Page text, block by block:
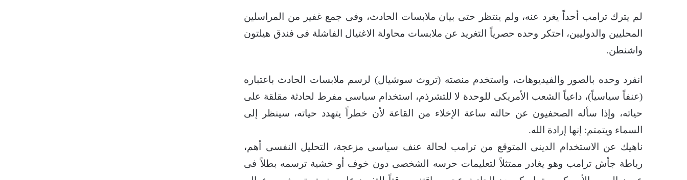
لم يترك ترامب أحداً يغرد عنه، ولم ينتظر حتى بيان ملابسات الحادث، وفى جمع غفير من المراسلين
المحليين والدوليين، احتكر وحده حصرياً التغريد عن ملابسات محاولة الاغتيال الفاشلة فى فندق هيلتون
واشنطن.
انفرد وحده بالصور والفيديوهات، واستخدم منصته (تروث سوشيال) لرسم ملابسات الحادث باعتباره
(عنفاً سياسياً)، داعياً الشعب الأمريكى للوحدة لا للتشرذم، استخدام سياسى مفرط لحادثة مقلقة على
حياته، وإذا سأله الصحفيون عن حالته ساعة الإخلاء من القاعة لأن خطراً يتهدد حياته، سينظر إلى
السماء ويتمتم: إنها إرادة الله.
ناهيك عن الاستخدام الدينى المتوقع من ترامب لحالة عنف سياسى مزعجة، التحليل النفسى أهم،
رباطة جأش ترامب وهو يغادر ممتثلاً لتعليمات حرسه الشخصى دون خوف أو خشية ترسمه بطلاً فى